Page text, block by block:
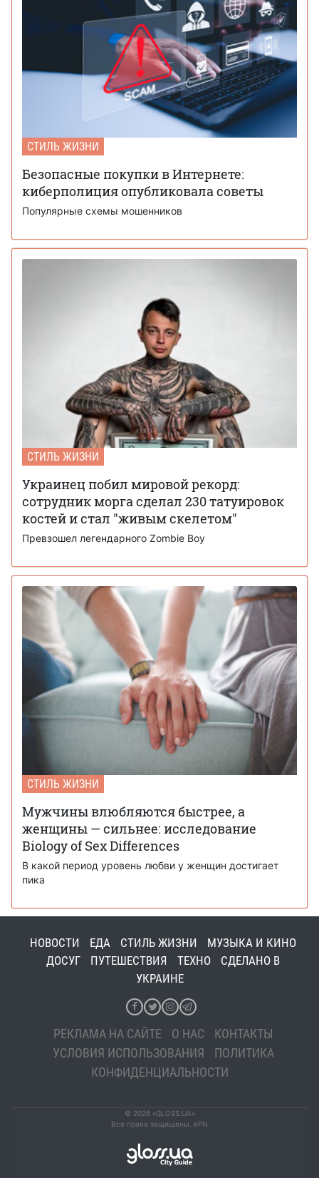
СТИЛЬ ЖИЗНИ
Безопасные покупки в Интернете:
киберполиция опубликовала советы
Популярные схемы мошенников
СТИЛЬ ЖИЗНИ
Украинец побил мировой рекорд:
сотрудник морга сделал 230 татуировок
костей и стал "живым скелетом"
Превзошел легендарного Zombie Boy
СТИЛЬ ЖИЗНИ
Мужчины влюбляются быстрее, а
женщины — сильнее: исследование
Biology of Sex Differences
В какой период уровень любви у женщин достигает
пика
НОВОСТИ ЕДА СТИЛЬ ЖИЗНИ
МУЗЫКА И КИНО
ДОСУГ
ПУТЕШЕСТВИЯ ТЕХНО
СДЕЛАНО В
УКРАИНЕ
РЕКЛАМА НА САЙТЕ О НАС
КОНТАКТЫ
УСЛОВИЯ ИСПОЛЬЗОВАНИЯ
ПОЛИТИКА
КОНФИДЕНЦИАЛЬНОСТИ
© 2026 «GLOSS.UA»
Все права защищены. ePN